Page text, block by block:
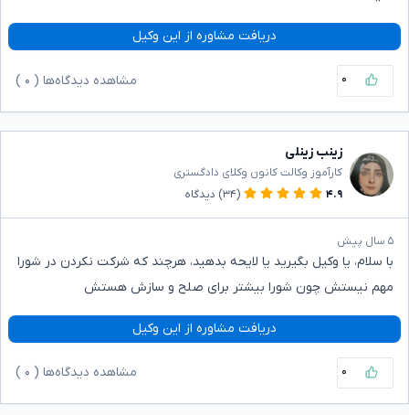
دریافت مشاوره از این وکیل
۰ مشاهده دیدگاه‌ها ( ۰
زینب زینلی
کارآموز وکالت کانون وکلای دادگستری
۴.۹
(۳۴) دیدگاه
۵ سال پیش
با سلام، یا وکیل بگیرید یا لایحه بدهید، هرچند که شرکت نکردن در شورا
مهم نیستش چون شورا بیشتر برای صلح و سازش هستش
دریافت مشاوره از این وکیل
۰ مشاهده دیدگاه‌ها ( ۰